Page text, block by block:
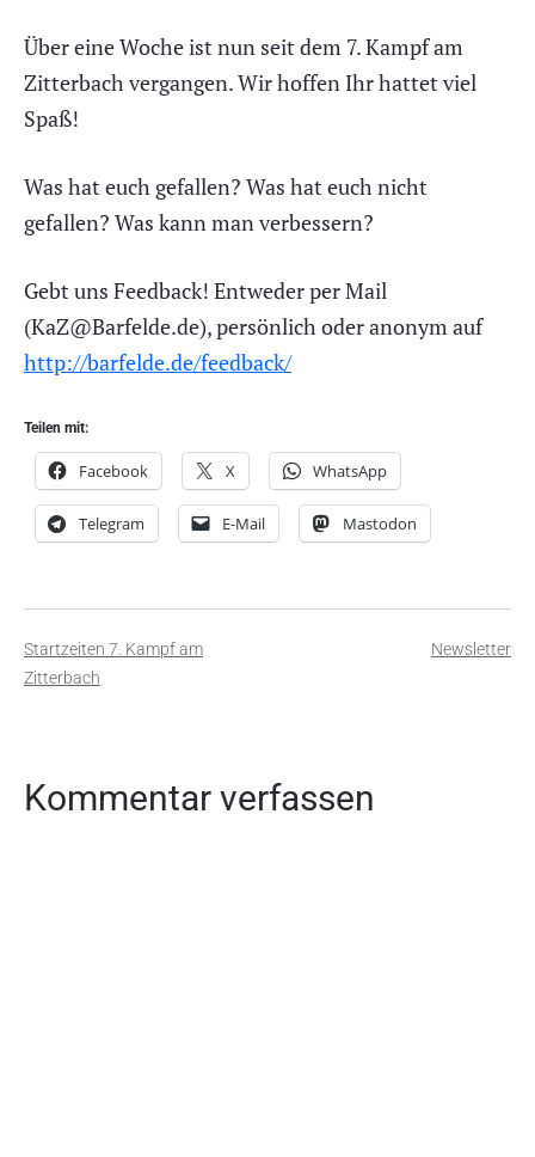
Über eine Woche ist nun seit dem 7. Kampf am
Zitterbach vergangen. Wir hoffen Ihr hattet viel
Spaß!
Was hat euch gefallen? Was hat euch nicht
gefallen? Was kann man verbessern?
Gebt uns Feedback! Entweder per Mail
(KaZ@Barfelde.de), persönlich oder anonym auf
http://barfelde.de/feedback/
Teilen mit:
Facebook X WhatsApp
Telegram E-Mail Mastodon
Beitragsnavigation
Startzeiten 7. Kampf am
Zitterbach
Newsletter
Kommentar verfassen